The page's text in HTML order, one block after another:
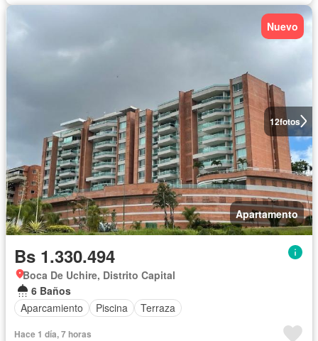
12fotos
Nuevo
Apartamento
Bs 1.330.494
Boca De Uchire, Distrito Capital
6 Baños
Aparcamiento
Piscina Terraza
Hace 1 día, 7 horas